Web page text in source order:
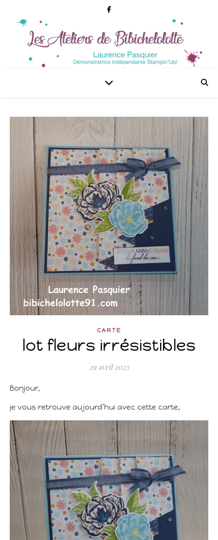
CARTE
lot fleurs irrésistibles
29 avril 2023
Bonjour,
je vous retrouve aujourd’hui avec cette carte,